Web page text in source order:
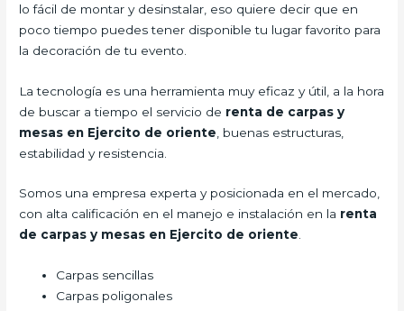
lo fácil de montar y desinstalar, eso quiere decir que en
poco tiempo puedes tener disponible tu lugar favorito para
la decoración de tu evento.
La tecnología es una herramienta muy eficaz y útil, a la hora
de buscar a tiempo el servicio de renta de carpas y
mesas en Ejercito de oriente , buenas estructuras,
estabilidad y resistencia.
Somos una empresa experta y posicionada en el mercado,
con alta calificación en el manejo e instalación en la renta
de carpas y mesas en Ejercito de oriente.
Carpas sencillas
Carpas poligonales